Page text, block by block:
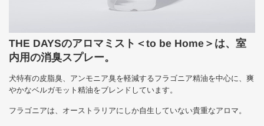
THE DAYSのアロマミスト＜to be Home＞は、室
内用の消臭スプレー。
犬特有の皮脂臭、アンモニア臭を軽減するフラゴニア精油を中心に、爽
やかなベルガモット精油をブレンドしています。
フラゴニアは、オーストラリアにしか自生していない貴重なアロマ。